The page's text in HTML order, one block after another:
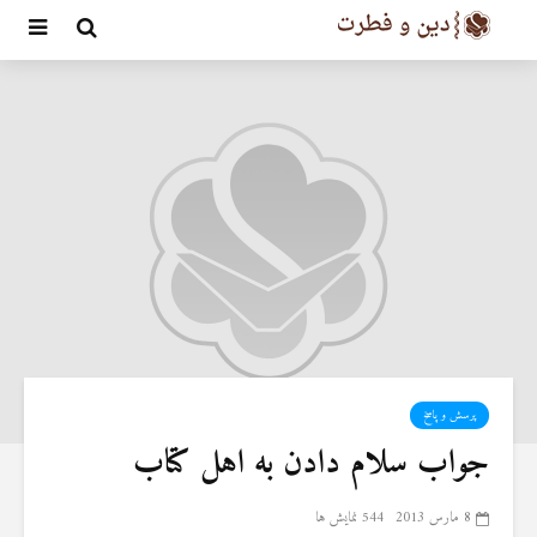
پرسش و پاسخ
جواب سلام دادن به اهل کتاب
8 مارس 2013 544 نمایش ها